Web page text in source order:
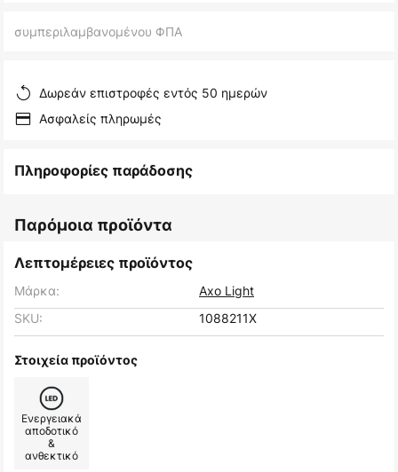
εικόνων
συμπεριλαμβανομένου ΦΠΑ
Δωρεάν επιστροφές εντός 50 ημερών
Ασφαλείς πληρωμές
Πληροφορίες παράδοσης
Παρόμοια προϊόντα
Λεπτομέρειες προϊόντος
Μάρκα:
Axo Light
SKU:
1088211X
Στοιχεία προϊόντος
Ενεργειακά
αποδοτικό
&
ανθεκτικό